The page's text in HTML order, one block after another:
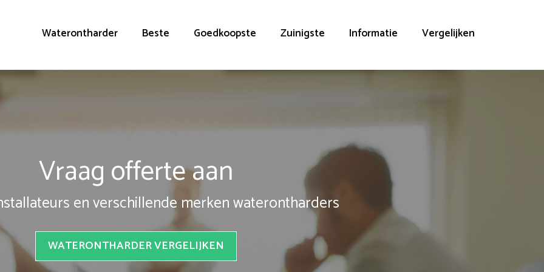
Waterontharder Beste Goedkoopste Zuinigste Informatie Vergelijken
Vraag offerte aan
en verschillende merken waterontharders
WATERONTHARDER VERGELIJKEN